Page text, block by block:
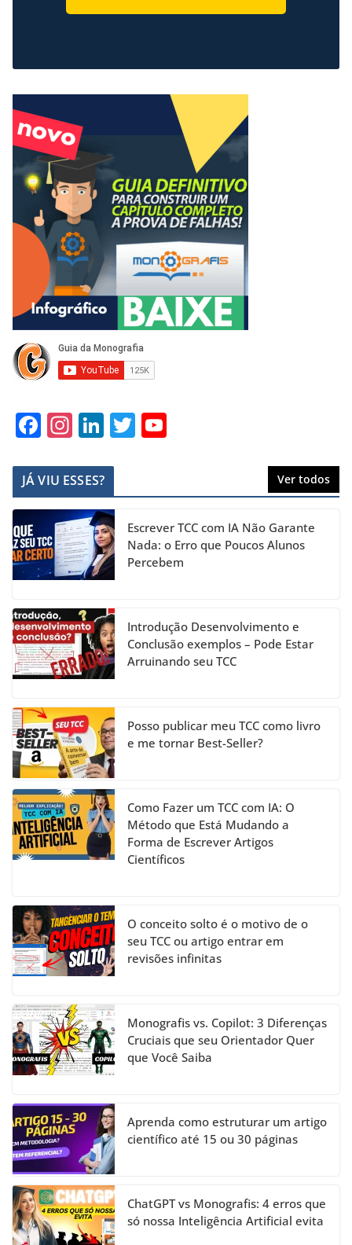
F
c
e
b
o
o
k
In
a
gr
a
m
Li
k
e
dI
n
T
er T
u
b
e
h
a
n
el
JÁ VIU ESSES? Ver todos
Escrever TCC com IA Não Garante
Nada: o Erro que Poucos Alunos
Percebem
Introdução Desenvolvimento e
Conclusão exemplos – Pode Estar
Arruinando seu TCC
Posso publicar meu TCC como livro
e me tornar Best-Seller?
Como Fazer um TCC com IA: O
Método que Está Mudando a
Forma de Escrever Artigos
Científicos
O conceito solto é o motivo de o
seu TCC ou artigo entrar em
revisões infinitas
Monografis vs. Copilot: 3 Diferenças
Cruciais que seu Orientador Quer
que Você Saiba
Aprenda como estruturar um artigo
científico até 15 ou 30 páginas
ChatGPT vs Monografis: 4 erros que
só nossa Inteligência Artificial evita